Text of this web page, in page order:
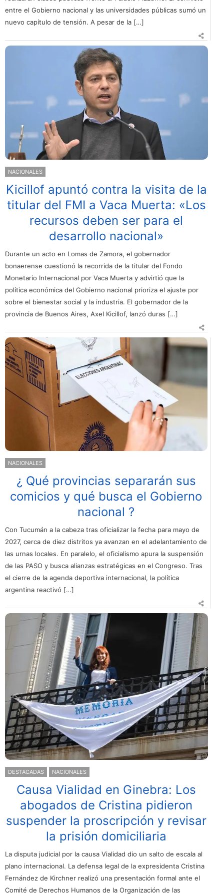
entre el Gobierno nacional y las universidades públicas sumó un
nuevo capítulo de tensión. A pesar de la […]
NACIONALES
Kicillof apuntó contra la visita de la
titular del FMI a Vaca Muerta: «Los
recursos deben ser para el
desarrollo nacional»
Durante un acto en Lomas de Zamora, el gobernador
bonaerense cuestionó la recorrida de la titular del Fondo
Monetario Internacional por Vaca Muerta y advirtió que la
política económica del Gobierno nacional prioriza el ajuste por
sobre el bienestar social y la industria. El gobernador de la
provincia de Buenos Aires, Axel Kicillof, lanzó duras […]
NACIONALES
¿ Qué provincias separarán sus
comicios y qué busca el Gobierno
nacional ?
Con Tucumán a la cabeza tras oficializar la fecha para mayo de
2027, cerca de diez distritos ya avanzan en el adelantamiento de
las urnas locales. En paralelo, el oficialismo apura la suspensión
de las PASO y busca alianzas estratégicas en el Congreso. Tras
el cierre de la agenda deportiva internacional, la política
argentina reactivó […]
DESTACADAS NACIONALES
Causa Vialidad en Ginebra: Los
abogados de Cristina pidieron
suspender la proscripción y revisar
la prisión domiciliaria
La disputa judicial por la causa Vialidad dio un salto de escala al
plano internacional. La defensa legal de la expresidenta Cristina
Fernández de Kirchner realizó una presentación formal ante el
Comité de Derechos Humanos de la Organización de las